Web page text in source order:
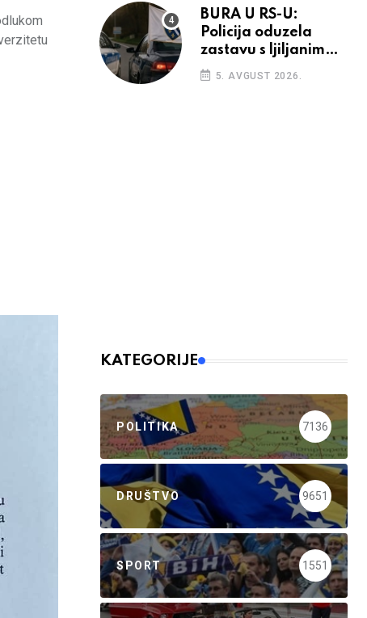
BURA U RS-U:
Policija oduzela
zastavu s ljiljanima,
uručila prekršajni
nalog
5. AVGUST 2026.
KATEGORIJE
POLITIKA 7136
DRUŠTVO 9651
SPORT 1551